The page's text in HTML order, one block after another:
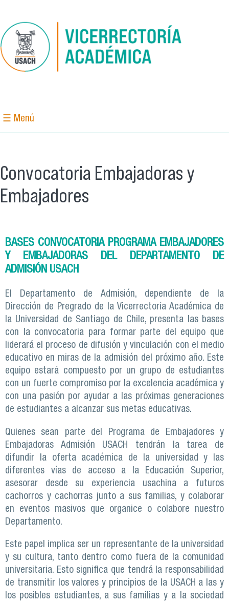
☰ Menú
Convocatoria Embajadoras y
Embajadores
BASES CONVOCATORIA PROGRAMA EMBAJADORES
Y EMBAJADORAS DEL DEPARTAMENTO DE
ADMISIÓN USACH
El Departamento de Admisión, dependiente de la
Dirección de Pregrado de la Vicerrectoría Académica de
la Universidad de Santiago de Chile, presenta las bases
con la convocatoria para formar parte del equipo que
liderará el proceso de difusión y vinculación con el medio
educativo en miras de la admisión del próximo año. Este
equipo estará compuesto por un grupo de estudiantes
con un fuerte compromiso por la excelencia académica y
con una pasión por ayudar a las próximas generaciones
de estudiantes a alcanzar sus metas educativas.
Quienes sean parte del Programa de Embajadores y
Embajadoras Admisión USACH tendrán la tarea de
difundir la oferta académica de la universidad y las
diferentes vías de acceso a la Educación Superior,
asesorar desde su experiencia usachina a futuros
cachorros y cachorras junto a sus familias, y colaborar
en eventos masivos que organice o colabore nuestro
Departamento.
Este papel implica ser un representante de la universidad
y su cultura, tanto dentro como fuera de la comunidad
universitaria. Esto significa que tendrá la responsabilidad
de transmitir los valores y principios de la USACH a las y
los posibles estudiantes, a sus familias y a la sociedad